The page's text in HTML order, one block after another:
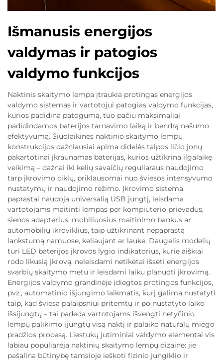
Išmanusis energijos
valdymas ir patogios
valdymo funkcijos
Naktinis skaitymo lempa įtraukia protingas energijos
valdymo sistemas ir vartotojui patogias valdymo funkcijas,
kurios padidina patogumą, tuo pačiu maksimaliai
padidindamos baterijos tarnavimo laiką ir bendrą našumo
efektyvumą. Šiuolaikinės naktinio skaitymo lempų
konstrukcijos dažniausiai apima didelės talpos ličio jonų
pakartotinai įkraunamas baterijas, kurios užtikrina ilgalaikę
veikimą – dažnai iki kelių savaičių reguliaraus naudojimo
tarp įkrovimo ciklų, priklausomai nuo šviesos intensyvumo
nustatymų ir naudojimo režimo. Įkrovimo sistema
paprastai naudoja universalią USB jungtį, leisdama
vartotojams maitinti lempas per kompiuterio prievadus,
sienos adapterius, mobiliuosius maitinimo bankus ar
automobilių įkroviklius, taip užtikrinant nepaprastą
lankstumą namuose, keliaujant ar lauke. Daugelis modelių
turi LED baterijos įkrovos lygio indikatorius, kurie aiškiai
rodo likusią įkrovą, neleisdami netikėtai išsėti energijos
svarbių skaitymo metu ir leisdami laiku planuoti įkrovimą.
Energijos valdymo grandinėje įdiegtos protingos funkcijos,
pvz., automatinio išjungimo laikmatis, kurį galima nustatyti
taip, kad šviesa palaipsniui pritemtų ir po nustatyto laiko
išsijungtų – tai padeda vartotojams išvengti netyčinio
lempų palikimo įjungtų visą naktį ir palaiko natūralų miego
pradžios procesą. Liestukų jutiminiai valdymo elementai vis
labiau populiarėja naktinių skaitymo lempų dizaine: jie
pašalina būtinybę tamsioje ieškoti fizinio jungiklio ir